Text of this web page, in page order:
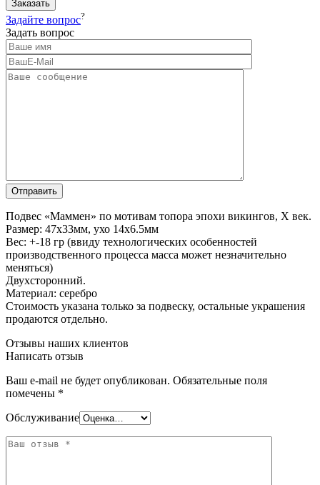
Заказать
Задайте вопрос?
Задать вопрос
Подвес «Маммен» по мотивам топора эпохи викингов, X век.
Размер: 47х33мм, ухо 14х6.5мм
Вес: +-18 гр (ввиду технологических особенностей
производственного процесса масса может незначительно
меняться)
Двухсторонний.
Материал: серебро
Стоимость указана только за подвеску, остальные украшения
продаются отдельно.
Отзывы наших клиентов
Написать отзыв
Ваш e-mail не будет опубликован. Обязательные поля
помечены *
Обслуживание